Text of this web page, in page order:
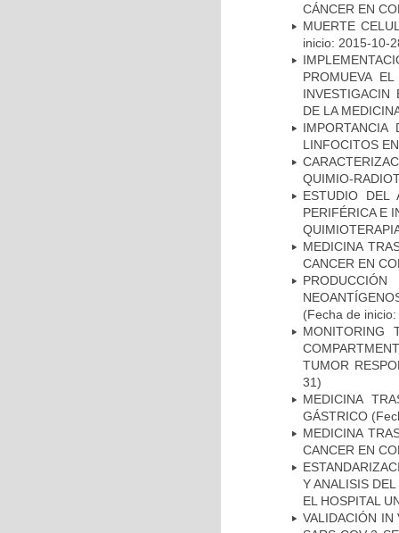
CÁNCER EN
MUERTE
inicio: 2015-10-
PROMUEVA
INVESTIGACIN
DE LA
LINFOCITOS
QUIMIO-
ESTUDIO DEL
PERIFÉRICA E
MEDICINA
CANCER EN
(Fecha de
MONITORING
TUMOR
31)
MEDICINA
GÁSTRICO
MEDICINA
CANCER EN
Y ANALISIS
EL HOSPITAL
VALIDACIÓN IN